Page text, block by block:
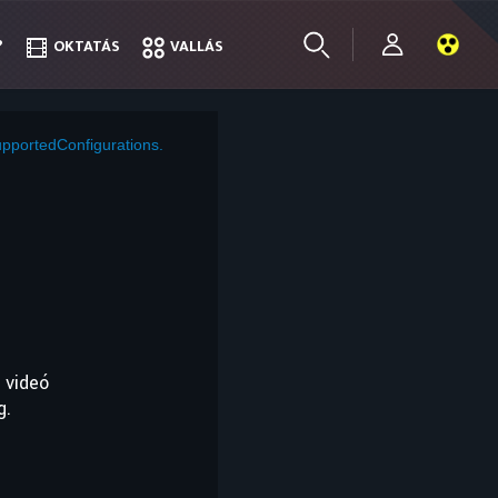
OKTATÁS VALLÁS
OKTATÁS VALLÁS